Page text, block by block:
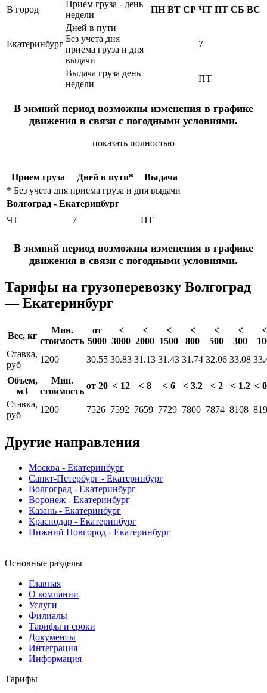
В город
Прием груза - день
недели
ПН ВТ СР ЧТ ПТ СБ ВС
Екатеринбург
Дней в пути
Без учета дня
приема груза и дня
выдачи
7
Выдача груза день
недели
ПТ
В зимний период возможны изменения в графике
движения в связи с погодными условиями.
показать полностью
Прием груза Дней в пути*
Выдача
* Без учета дня приема груза и дня выдачи
Волгоград - Екатеринбург
ЧТ
7 ПТ
В зимний период возможны изменения в графике
движения в связи с погодными условиями.
Тарифы на грузоперевозку Волгоград
— Екатеринбург
Вес, кг
Мин.
стоимость
от
5000
<
3000
<
2000
<
1500
<
800
<
500
<
300
<
Ставка,
руб
1200 30.55 30.83 31.13 31.43 31.74 32.06 33.08
Объем,
м3
Мин.
стоимость
от 20 < 12 < 8 < 6 < 3.2 < 2 < 1.2 <
Ставка,
руб
1200 7526 7592 7659 7729 7800 7874 8108
Другие направления
Москва - Екатеринбург
Санкт-Петербург - Екатеринбург
Волгоград - Екатеринбург
Воронеж - Екатеринбург
Казань - Екатеринбург
Краснодар - Екатеринбург
Нижний Новгород - Екатеринбург
Основные разделы
Главная
О компании
Услуги
Филиалы
Тарифы и сроки
Документы
Интеграция
Информация
Тарифы